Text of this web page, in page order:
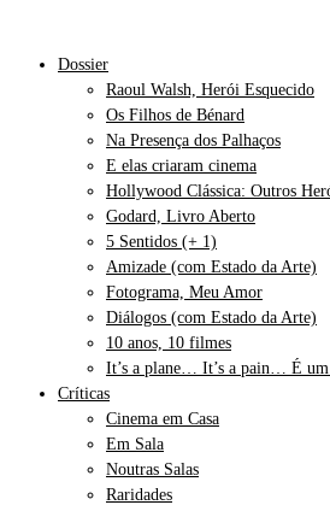
Dossier
Raoul Walsh, Herói Esquecido
Os Filhos de Bénard
Na Presença dos Palhaços
E elas criaram cinema
Hollywood Clássica: Outros
Godard, Livro Aberto
5 Sentidos (+ 1)
Amizade (com Estado da Arte)
Fotograma, Meu Amor
Diálogos (com Estado da Arte)
10 anos, 10 filmes
It’s a plane… It’s a pain… É um
Críticas
Cinema em Casa
Em Sala
Noutras Salas
Raridades